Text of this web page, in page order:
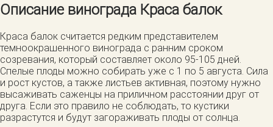
Описание винограда Краса балок
Краса балок считается редким представителем
темноокрашенного винограда с ранним сроком
созревания, который составляет около 95-105 дней.
Спелые плоды можно собирать уже с 1 по 5 августа. Сила
и рост кустов, а также листьев активная, поэтому нужно
высаживать саженцы на приличном расстоянии друг от
друга. Если это правило не соблюдать, то кустики
разрастутся и будут загораживать плоды от солнца.